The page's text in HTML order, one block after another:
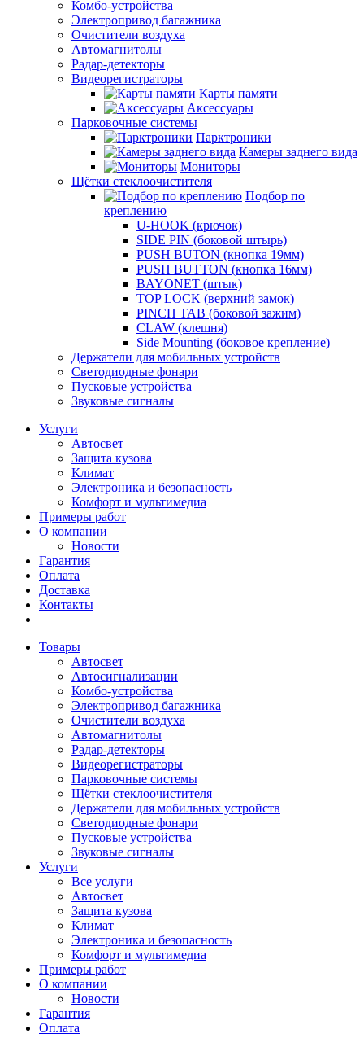
Комбо-устройства
Электропривод багажника
Очистители воздуха
Автомагнитолы
Радар-детекторы
Видеорегистраторы
Карты памяти
Аксессуары
Парковочные системы
Парктроники
Камеры заднего вида
Мониторы
Щётки стеклоочистителя
Подбор по
креплению
U-HOOK (крючок)
SIDE PIN (боковой штырь)
PUSH BUTON (кнопка 19мм)
PUSH BUTTON (кнопка 16мм)
BAYONET (штык)
TOP LOCK (верхний замок)
PINCH TAB (боковой зажим)
CLAW (клешня)
Side Mounting (боковое крепление)
Держатели для мобильных устройств
Светодиодные фонари
Пусковые устройства
Звуковые сигналы
Услуги
Автосвет
Защита кузова
Климат
Электроника и безопасность
Комфорт и мультимедиа
Примеры работ
О компании
Новости
Гарантия
Оплата
Доставка
Контакты
Товары
Автосвет
Автосигнализации
Комбо-устройства
Электропривод багажника
Очистители воздуха
Автомагнитолы
Радар-детекторы
Видеорегистраторы
Парковочные системы
Щётки стеклоочистителя
Держатели для мобильных устройств
Светодиодные фонари
Пусковые устройства
Звуковые сигналы
Услуги
Все услуги
Автосвет
Защита кузова
Климат
Электроника и безопасность
Комфорт и мультимедиа
Примеры работ
О компании
Новости
Гарантия
Оплата